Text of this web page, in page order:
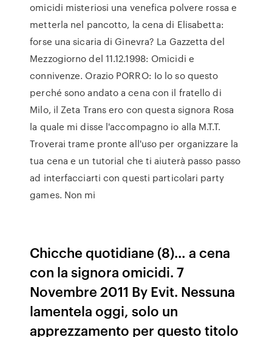
omicidi misteriosi una venefica polvere rossa e
metterla nel pancotto, la cena di Elisabetta:
forse una sicaria di Ginevra? La Gazzetta del
Mezzogiorno del 11.12.1998: Omicidi e
connivenze. Orazio PORRO: Io lo so questo
perché sono andato a cena con il fratello di
Milo, il Zeta Trans ero con questa signora Rosa
la quale mi disse l'accompagno io alla M.T.T.
Troverai trame pronte all'uso per organizzare la
tua cena e un tutorial che ti aiuterà passo passo
ad interfacciarti con questi particolari party
games. Non mi
Chicche quotidiane (8)… a cena
con la signora omicidi. 7
Novembre 2011 By Evit. Nessuna
lamentela oggi, solo un
apprezzamento per questo titolo